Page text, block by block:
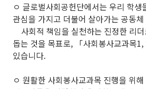
ㅇ 글로벌사회공헌단에서는 우리 학생
관심을 가지고 더불어 살아가는 공동
사회적 책임을 실천하는 진정한 리
돕는 것을 목표로, 「사회봉사교과목
있습니다.
ㅇ 원활한 사회봉사교과목 진행을 위